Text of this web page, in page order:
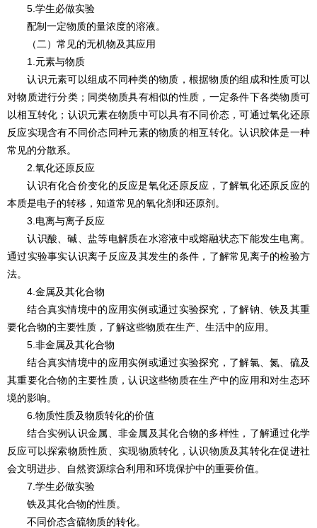
5.学生必做实验
配制一定物质的量浓度的溶液。
（二）常见的无机物及其应用
1.元素与物质
认识元素可以组成不同种类的物质，根据物质的组成和性质可以
对物质进行分类；同类物质具有相似的性质，一定条件下各类物质可
以相互转化；认识元素在物质中可以具有不同价态，可通过氧化还原
反应实现含有不同价态同种元素的物质的相互转化。认识胶体是一种
常见的分散系。
2.氧化还原反应
认识有化合价变化的反应是氧化还原反应，了解氧化还原反应的
本质是电子的转移，知道常见的氧化剂和还原剂。
3.电离与离子反应
认识酸、碱、盐等电解质在水溶液中或熔融状态下能发生电离。
通过实验事实认识离子反应及其发生的条件，了解常见离子的检验方
法。
4.金属及其化合物
结合真实情境中的应用实例或通过实验探究，了解钠、铁及其重
要化合物的主要性质，了解这些物质在生产、生活中的应用。
5.非金属及其化合物
结合真实情境中的应用实例或通过实验探究，了解氯、氮、硫及
其重要化合物的主要性质，认识这些物质在生产中的应用和对生态环
境的影响。
6.物质性质及物质转化的价值
结合实例认识金属、非金属及其化合物的多样性，了解通过化学
反应可以探索物质性质、实现物质转化，认识物质及其转化在促进社
会文明进步、自然资源综合利用和环境保护中的重要价值。
7.学生必做实验
铁及其化合物的性质。
不同价态含硫物质的转化。